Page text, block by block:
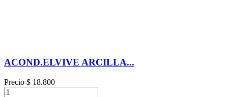
ACOND.ELVIVE ARCILLA...
Precio $ 18.800